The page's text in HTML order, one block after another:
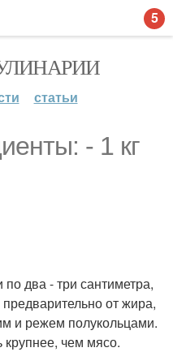
статьи
- 1 кг
два - три сантиметра,
от жира,
и режем полукольцами.
крупнее, чем мясо.
5